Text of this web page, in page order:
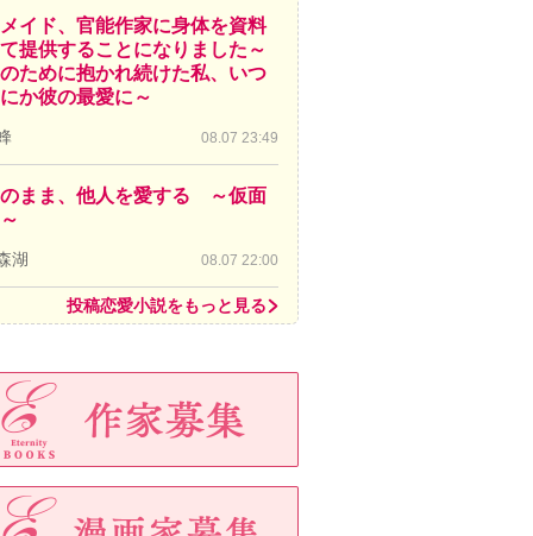
イド、官能作家に身体を資料
提供することになりました～
ために抱かれ続けた私、いつ
か彼の最愛に～
08.07 23:49
まま、他人を愛する ～仮面
湖 08.07 22:00
投稿恋愛小説をもっと見る